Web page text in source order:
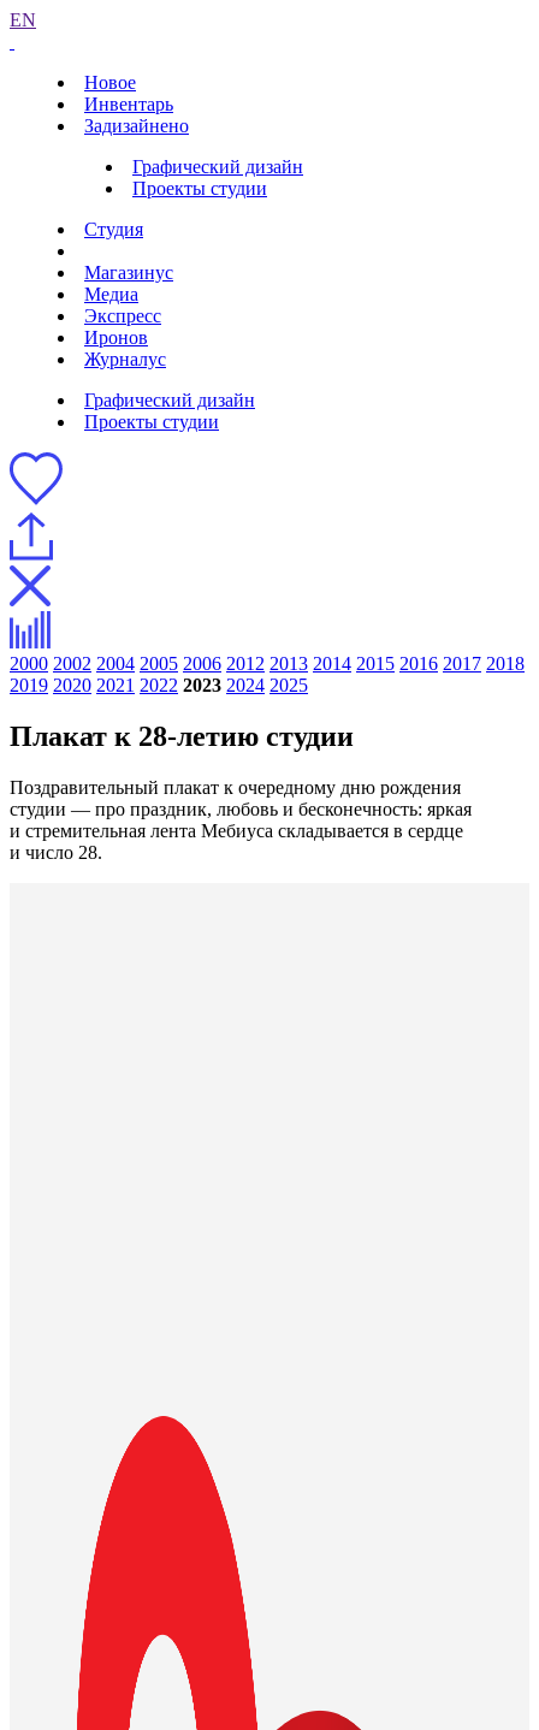
EN
Новое
Инвентарь
Задизайнено
Графический дизайн
Проекты студии
Студия
Магазинус
Медиа
Экспресс
Иронов
Журналус
Графический дизайн
Проекты студии
2000 2002 2004 2005 2006 2012 2013 2014 2015 2016 2017 2018
2019 2020 2021 2022 2023 2024 2025
Плакат к 28-летию студии
Поздравительный плакат к очередному дню рождения
студии — про праздник, любовь и бесконечность: яркая
и стремительная лента Мебиуса складывается в сердце
и число 28.